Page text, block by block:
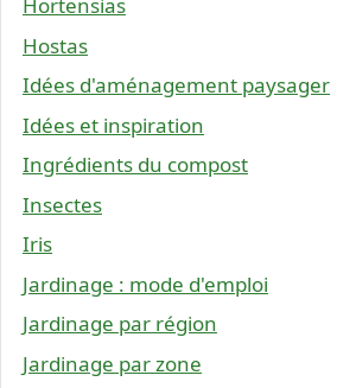
Hostas
Idées d'aménagement paysager
Idées et inspiration
Ingrédients du compost
Insectes
Iris
Jardinage : mode d'emploi
Jardinage par région
Jardinage par zone